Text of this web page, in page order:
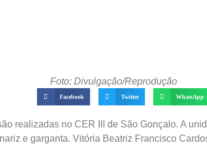
Foto: Divulgação/Reprodução
Facebook Twitter WhatsApp
realizadas no CER III de São Gonçalo. A
e garganta. Vitória Beatriz Francisco